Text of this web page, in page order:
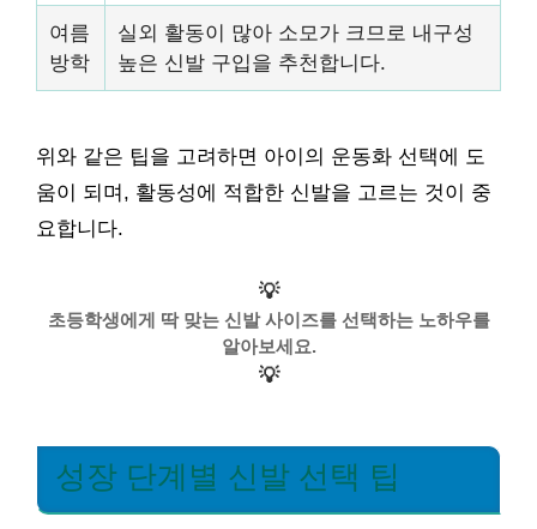
여름
방학
실외 활동이 많아 소모가 크므로 내구성
높은 신발 구입을 추천합니다.
위와 같은 팁을 고려하면 아이의 운동화 선택에 도
움이 되며, 활동성에 적합한 신발을 고르는 것이 중
요합니다.
💡
초등학생에게 딱 맞는 신발 사이즈를 선택하는 노하우를
알아보세요.
💡
성장 단계별 신발 선택 팁